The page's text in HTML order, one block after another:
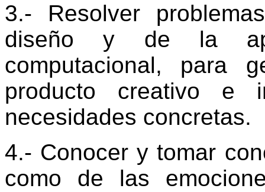
3.- Resolver
diseño y de la
computacional, para
producto creativo e
necesidades concretas.
4.- Conocer y tomar
como de las